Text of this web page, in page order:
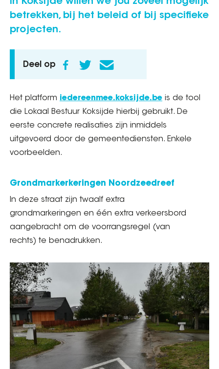
betrekken, bij het beleid of bij specifieke
projecten.
Deel op
Het platform iedereenmee.koksijde.be is de tool
die Lokaal Bestuur Koksijde hierbij gebruikt. De
eerste concrete realisaties zijn inmiddels
uitgevoerd door de gemeentediensten. Enkele
voorbeelden.
Grondmarkerkeringen Noordzeedreef
In deze straat zijn twaalf extra
grondmarkeringen en één extra verkeersbord
aangebracht om de voorrangsregel (van
rechts) te benadrukken.